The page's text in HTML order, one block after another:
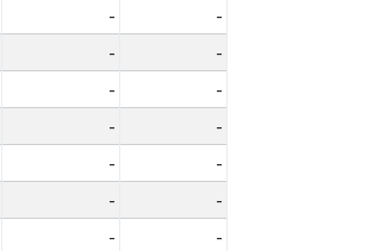
-
-
-
-
-
-
-
-
-
-
-
-
-
-